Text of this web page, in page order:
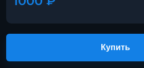
Купить